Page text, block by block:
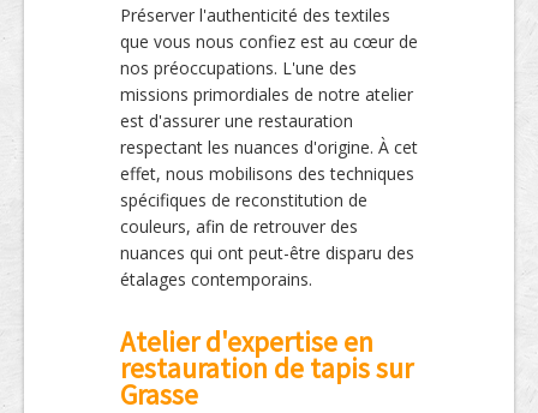
Préserver l'authenticité des textiles
que vous nous confiez est au cœur de
nos préoccupations. L'une des
missions primordiales de notre atelier
est d'assurer une restauration
respectant les nuances d'origine. À cet
effet, nous mobilisons des techniques
spécifiques de reconstitution de
couleurs, afin de retrouver des
nuances qui ont peut-être disparu des
étalages contemporains.
Atelier d'expertise en
restauration de tapis sur
Grasse